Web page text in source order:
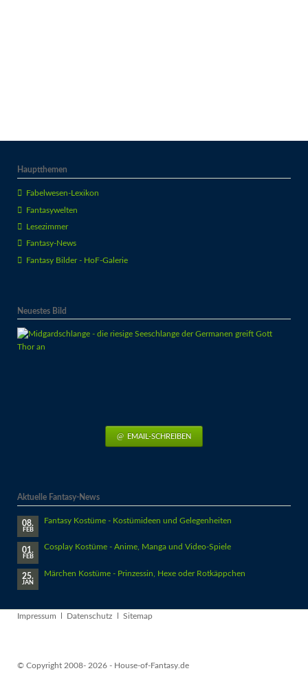
Hauptthemen
Fabelwesen-Lexikon
Fantasywelten
Lesezimmer
Fantasy-News
Fantasy Bilder - HoF-Galerie
Neuestes Bild
EMAIL-SCHREIBEN
Aktuelle Fantasy-News
08.
FEB
Fantasy Kostüme - Kostümideen und Gelegenheiten
01.
FEB
Cosplay Kostüme - Anime, Manga und Video-Spiele
25.
JAN
Märchen Kostüme - Prinzessin, Hexe oder Rotkäppchen
Navigation
Impressum Datenschutz Sitemap
© Copyright 2008- 2026 - House-of-Fantasy.de